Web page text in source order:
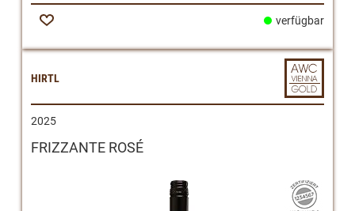
Zur
verfügbar
HIRTL
2025
FRIZZANTE ROSÉ